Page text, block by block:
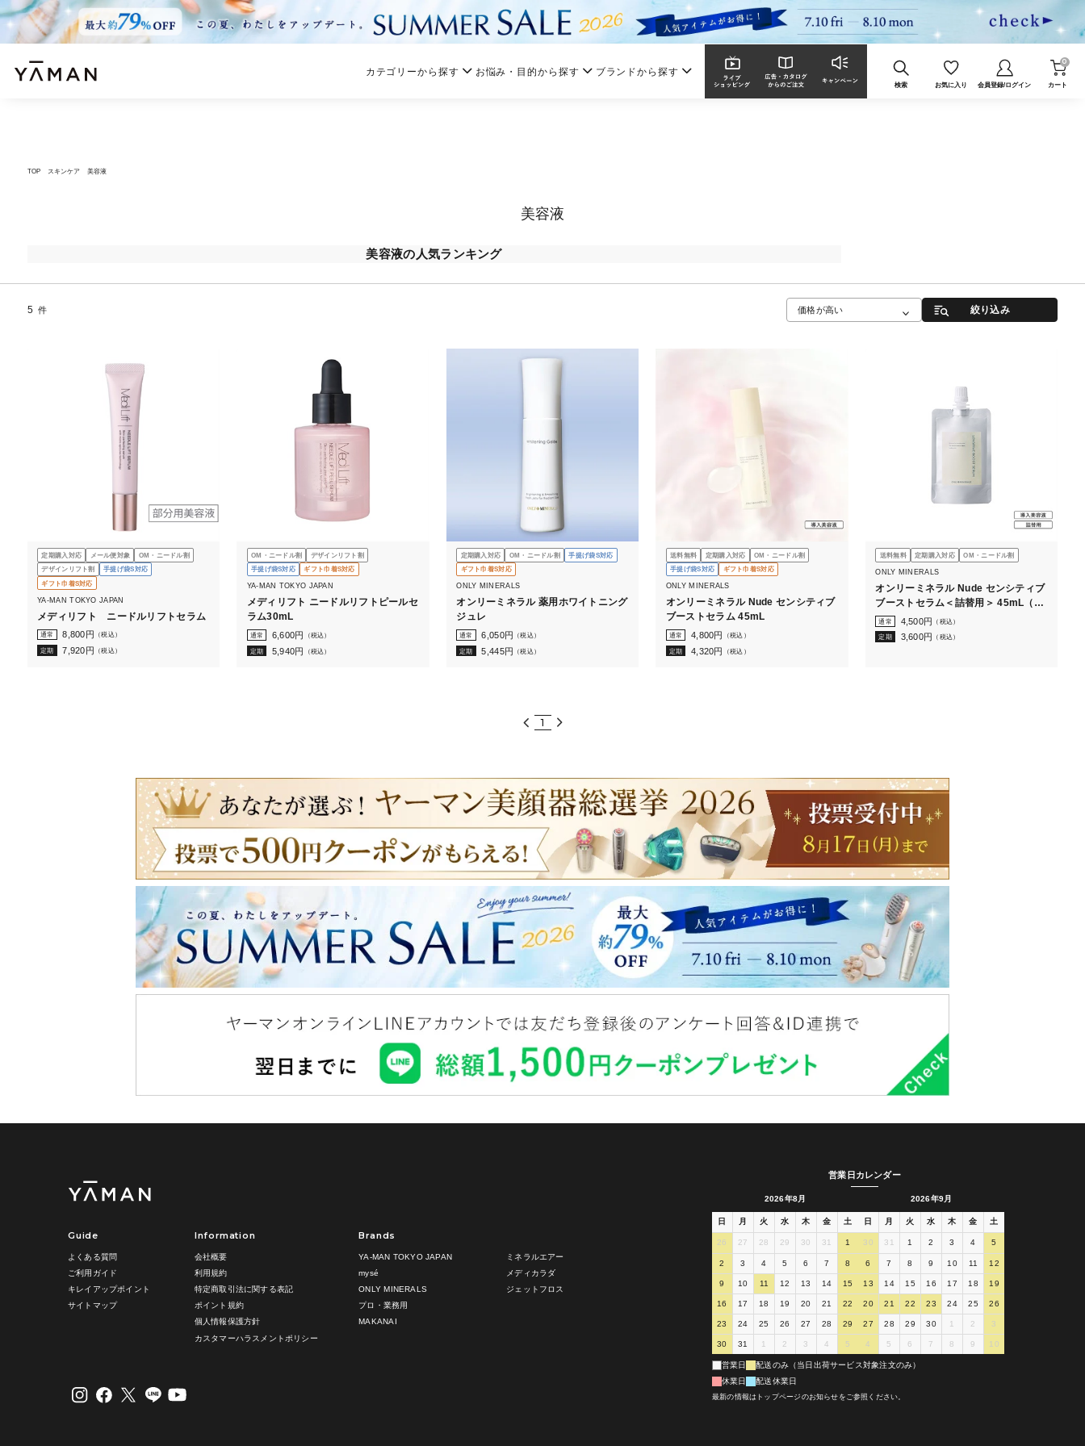
カテゴリーから探す お悩み・目的から探す ブランドから探す
検索 お気に入り 会員登録/ログイン カート
0
TOP スキンケア 美容液
美容液
美容液の人気ランキング
5 件 価格が高い 絞り込み
定期購入対応 メール便対象
OM・ニードル割
デザインリフト割
手提げ袋S対応
ギフト巾着S対応
YA-MAN TOKYO JAPAN
メディリフト ニードルリフトセラム
通常 8,800 円
（税込）
定期
7,920円 （税込）
OM・ニードル割
デザインリフト割
手提げ袋S対応
ギフト巾着S対応
YA-MAN TOKYO JAPAN
メディリフト ニードルリフトピールセ
ラム30mL
通常 6,600円
（税込）
定期
5,940円 （税込）
定期購入対応 OM・ニードル割
手提げ袋S対応
ギフト巾着S対応
ONLY MINERALS
オンリーミネラル 薬用ホワイトニング
ジュレ
通常 6,050円 （税込）
定期
5,445円 （税込）
送料無料 定期購入対応
OM・ニードル割
手提げ袋S対応
ギフト巾着S対応
ONLY MINERALS
オンリーミネラル Nude センシティブ
ブーストセラム 45mL
通常 4,800円
（税込）
定期
4,320円 （税込）
送料無料 定期購入対応 OM・ニードル割
ONLY MINERALS
オンリーミネラル Nude センシティブ
ブーストセラム＜詰替用＞ 45mL（ボ
トルなし）
通常 4,500円 （税込）
定期
3,600円 （税込）
1
Guide
よくある質問
ご利用ガイド
キレイアップポイント
サイトマップ
Information
会社概要
利用規約
特定商取引法に関する表記
ポイント規約
個人情報保護方針
カスタマーハラスメントポリシー
Brands
YA-MAN TOKYO JAPAN
mysé
ONLY MINERALS
プロ・業務用
MAKANAI
ミネラルエアー
メディカラダ
ジェットフロス
営業日カレンダー
2026年8月
日 月 火 水 木 金 土
26 27 28 29 30 31 1
2 3 4 5 6 7 8
9 10 11 12 13 14 15
16 17 18 19 20 21 22
23 24 25 26 27 28 29
30 31 1 2 3 4 5
2026年9月
日 月 火 水 木 金 土
30 31 1 2 3 4 5
6 7 8 9 10 11 12
13 14 15 16 17 18 19
20 21 22 23 24 25 26
27 28 29 30 1 2 3
4 5 6 7 8 9 10
営業日
配送のみ（当日出荷サービス対象注文のみ）
休業日
配送休業日
最新の情報はトップページのお知らせをご参照ください。